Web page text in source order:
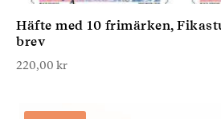
Häfte med 10 frimärken,
brev
220,00 kr